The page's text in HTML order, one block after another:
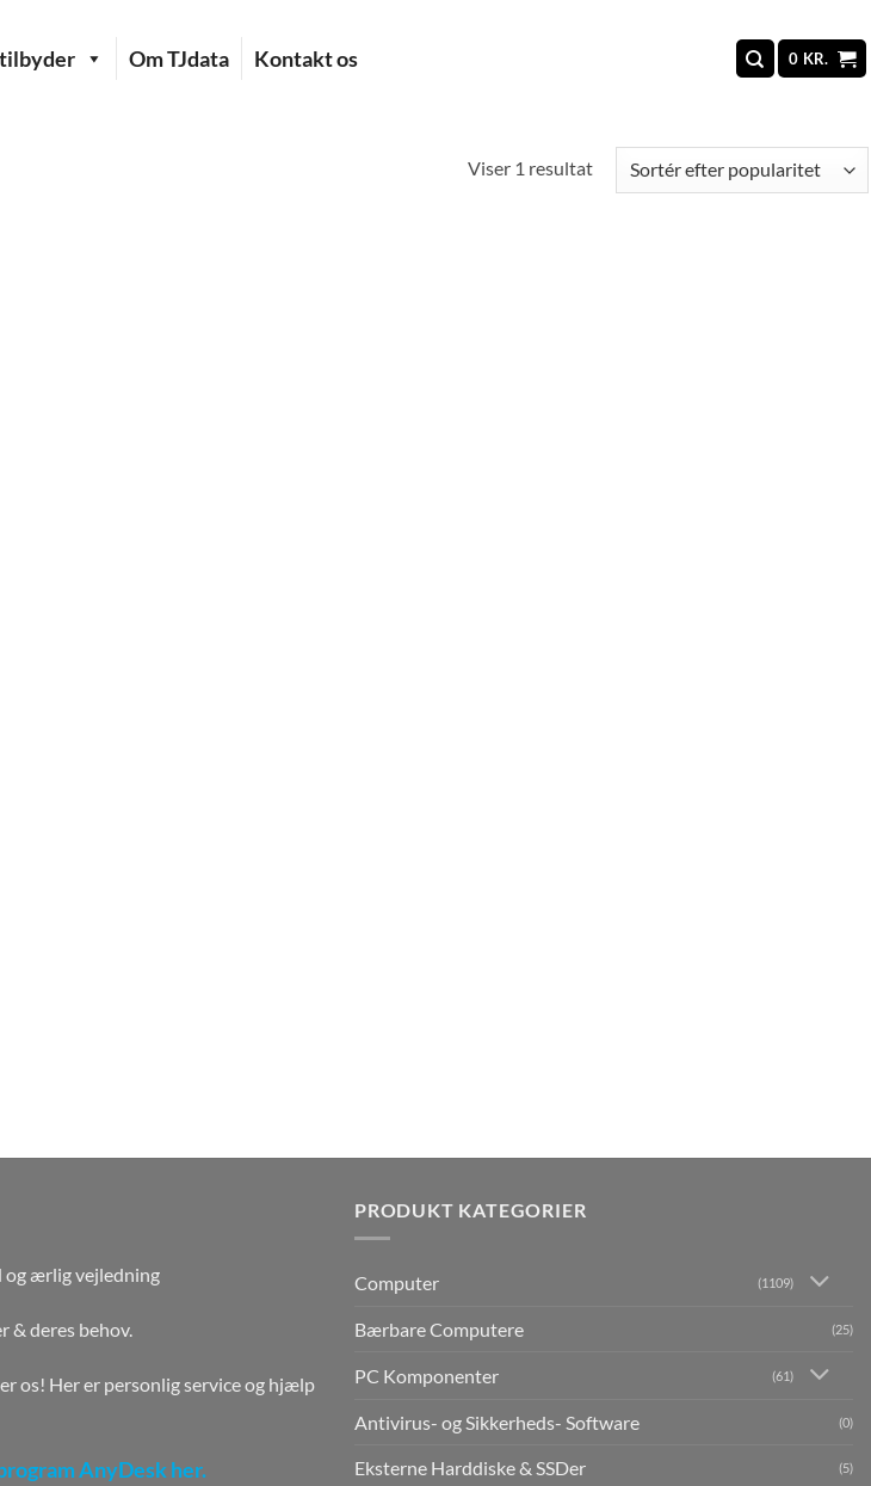
Om TJdata Kontakt os 0 KR.
Viser 1 resultat
og ærlig vejledning
& deres behov.
os! Her er personlig service og hjælp
AnyDesk her.
PRODUKT KATEGORIER
Computer (1109)
Bærbare Computere (25)
PC Komponenter (61)
Antivirus- og Sikkerheds- Software (0)
Eksterne Harddiske & SSDer (5)